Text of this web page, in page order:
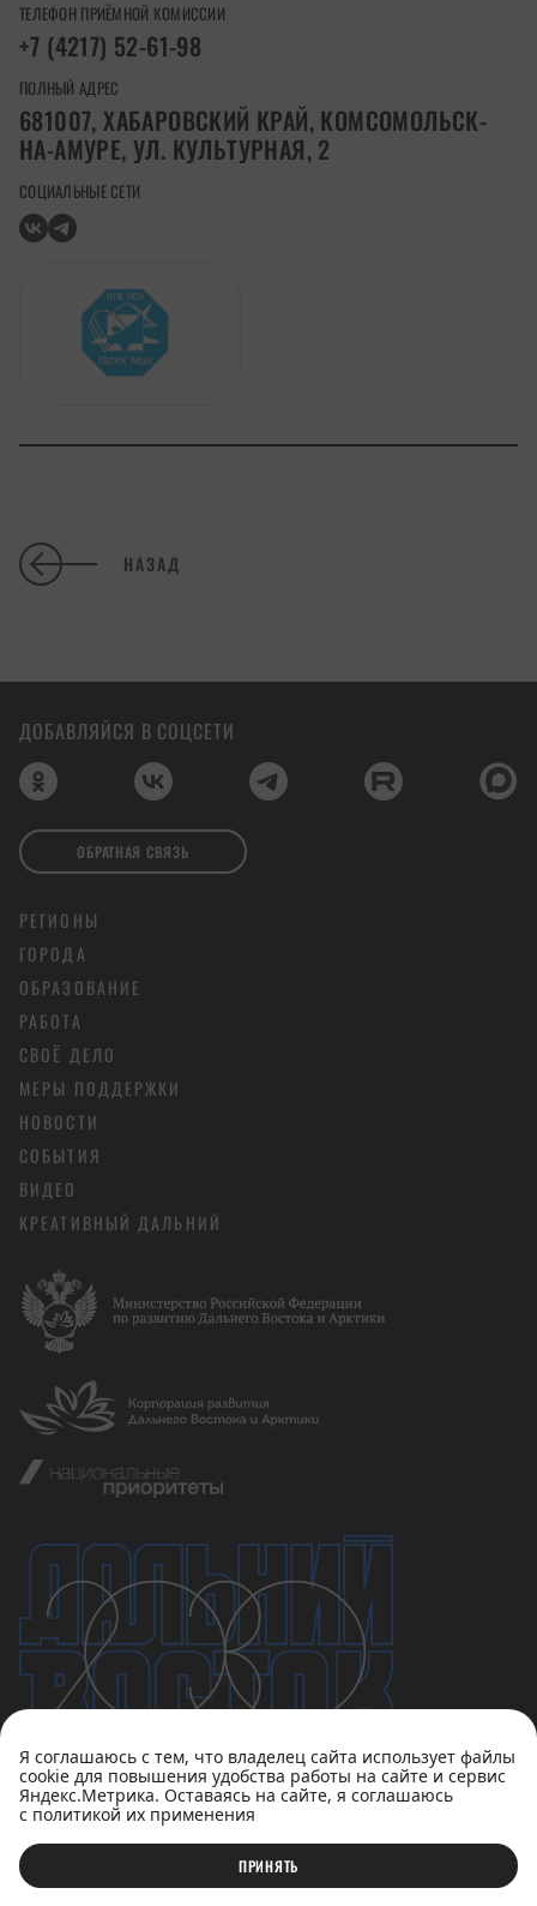
ТЕЛЕФОН ПРИЁМНОЙ КОМИССИИ
+7 (4217) 52-61-98
ПОЛНЫЙ АДРЕС
681007, ХАБАРОВСКИЙ КРАЙ, КОМСОМОЛЬСК-
НА-АМУРЕ, УЛ. КУЛЬТУРНАЯ, 2
СОЦИАЛЬНЫЕ СЕТИ
НАЗАД
Я соглашаюсь с тем, что владелец сайта использует файлы
cookie для повышения удобства работы на сайте и сервис
Яндекс.Метрика. Оставаясь на сайте, я соглашаюсь
с политикой их применения
ПРИНЯТЬ
РЕГИОНЫ
ГОРОДА
ОБРАЗОВАНИЕ
РАБОТА
СВОЁ ДЕЛО
МЕРЫ ПОДДЕРЖКИ
НОВОСТИ
СОБЫТИЯ
ВИДЕО
КРЕАТИВНЫЙ ДАЛЬНИЙ
ДОБАВЛЯЙСЯ В СОЦСЕТИ
Политика конфиденциальности
Пользовательское соглашение
ОБРАТНАЯ СВЯЗЬ